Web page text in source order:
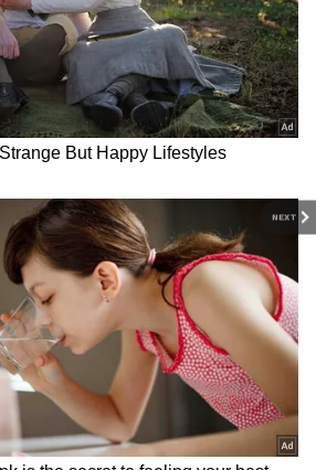
NEXT
இதே கம்பெனியில்
வாங்க முடியாது இங்கு
என்பதால்
கிடைக்கும் என்று
இதயம் தொட்ட
சீரியல்... கார்த்திக்
விருது - கோல்டன்
2 ஹைலைட்ஸ்